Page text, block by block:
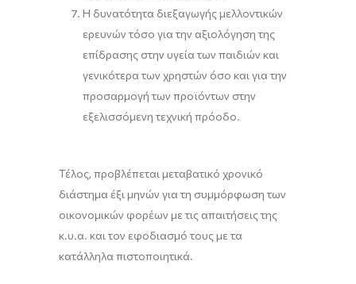
Η δυνατότητα διεξαγωγής μελλοντικών
ερευνών τόσο για την αξιολόγηση της
επίδρασης στην υγεία των παιδιών και
γενικότερα των χρηστών όσο και για την
προσαρμογή των προϊόντων στην
εξελισσόμενη τεχνική πρόοδο.
Τέλος, προβλέπεται μεταβατικό χρονικό
διάστημα έξι μηνών για τη συμμόρφωση των
οικονομικών φορέων με τις απαιτήσεις της
κ.υ.α. και τον εφοδιασμό τους με τα
κατάλληλα πιστοποιητικά.